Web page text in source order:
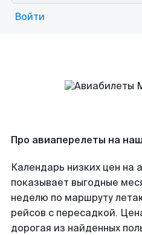
Войти
Про авиаперелеты на
Календарь низких цен на
показывает выгодные
неделю по маршруту
рейсов с пересадкой.
дорогая из найденных